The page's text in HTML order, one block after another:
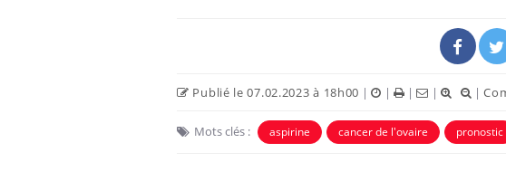
Publié le 07.02.2023 à 18h00 | | | | |
Mots clés : aspirine cancer de l'ovaire pronostic